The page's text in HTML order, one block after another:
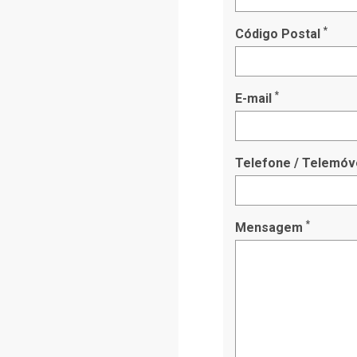
Código Postal *
E-mail *
Telefone /
Mensagem *